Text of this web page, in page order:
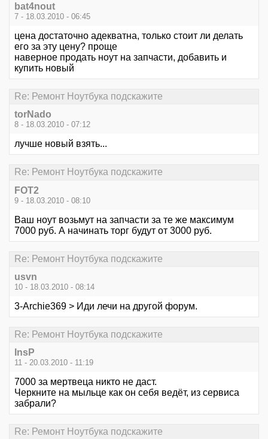
bat4nout
7 - 18.03.2010 - 06:45
цена достаточно адекватна, только стоит ли делать
его за эту цену? проще
наверное продать ноут на запчасти, добавить и
купить новый
Re: Ремонт Ноутбука подскажите
torNado
8 - 18.03.2010 - 07:12
лучше новый взять...
Re: Ремонт Ноутбука подскажите
FOT2
9 - 18.03.2010 - 08:10
Ваш ноут возьмут на запчасти за те же максимум
7000 руб. А начинать торг будут от 3000 руб.
Re: Ремонт Ноутбука подскажите
usvn
10 - 18.03.2010 - 08:14
3-Archie369 > Иди лечи на другой форум.
Re: Ремонт Ноутбука подскажите
InsP
11 - 20.03.2010 - 11:19
7000 за мертвеца никто не даст.
Черкните на мыльце как он себя ведёт, из сервиса
забрали?
Re: Ремонт Ноутбука подскажите